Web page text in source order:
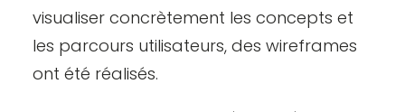
visualiser concrètement les concepts et
les parcours utilisateurs, des wireframes
ont été réalisés.